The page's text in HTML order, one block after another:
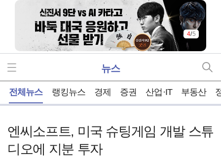
5/5
뉴스
전체뉴스 랭킹뉴스 경제 증권 산업·IT 부동산
엔씨소프트, 미국 슈팅게임 개발 스튜
디오에 지분 투자